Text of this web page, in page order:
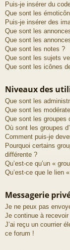
Puis-je insérer du
Que sont les
Puis-je insérer des
Que sont les
Que sont les
Que sont les notes ?
Que sont les sujets
Que sont les icônes
Niveaux des
Que sont les
Que sont les
Que sont les groupes
Où sont les groupes
Comment puis-je
Pourquoi certains
différente ?
Qu’est-ce qu’un «
Qu’est-ce que le lien
Messagerie
Je ne peux pas
Je continue à
J’ai reçu un courrier
ce forum !